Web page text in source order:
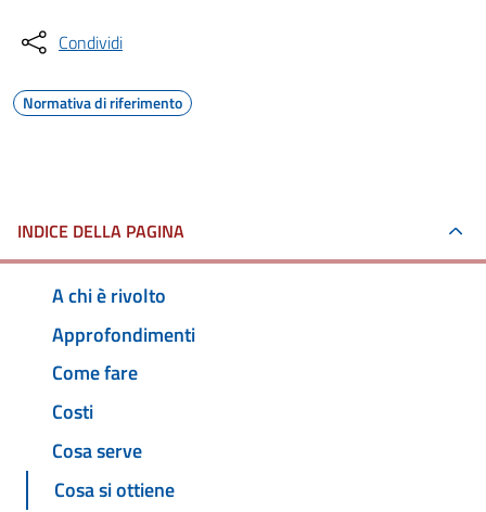
Condividi
Normativa di riferimento
INDICE DELLA PAGINA
A chi è rivolto
Approfondimenti
Come fare
Costi
Cosa serve
Cosa si ottiene